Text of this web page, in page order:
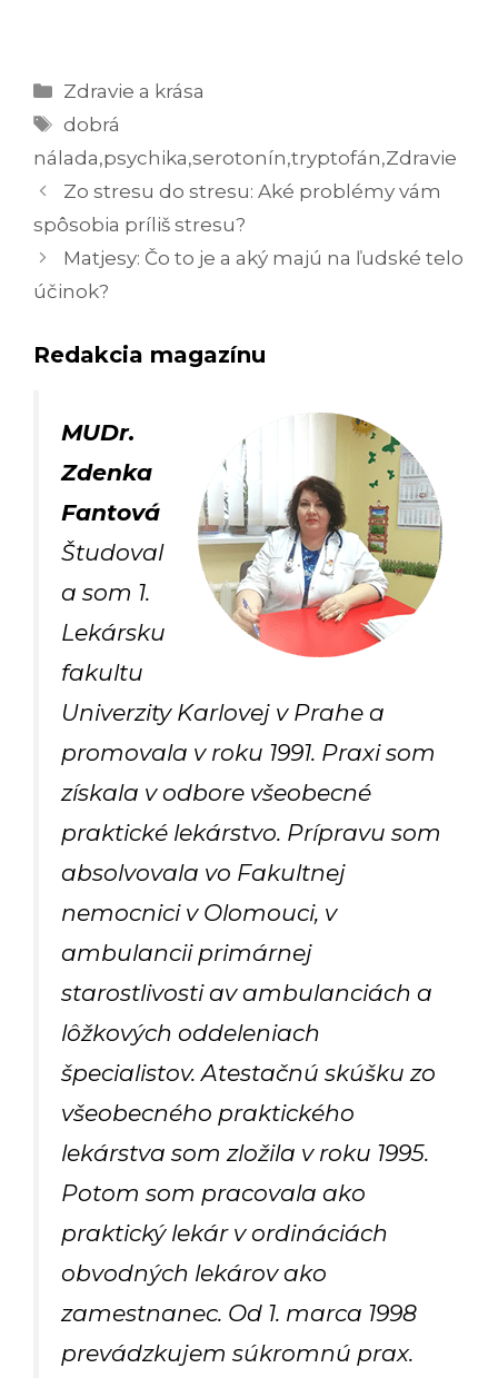
Kategórie
Zdravie a krása
Značky
dobrá
nálada,psychika,serotonín,tryptofán,Zdravie
Navigácia
článkami
Zo stresu do stresu: Aké problémy vám
spôsobia príliš stresu?
Matjesy: Čo to je a aký majú na ľudské telo
účinok?
Redakcia magazínu
MUDr.
Zdenka
Fantová
Študoval
a som 1.
Lekársku
fakultu
Univerzity Karlovej v Prahe a
promovala v roku 1991. Praxi som
získala v odbore všeobecné
praktické lekárstvo. Prípravu som
absolvovala vo Fakultnej
nemocnici v Olomouci, v
ambulancii primárnej
starostlivosti av ambulanciách a
lôžkových oddeleniach
špecialistov. Atestačnú skúšku zo
všeobecného praktického
lekárstva som zložila v roku 1995.
Potom som pracovala ako
praktický lekár v ordináciách
obvodných lekárov ako
zamestnanec. Od 1. marca 1998
prevádzkujem súkromnú prax.